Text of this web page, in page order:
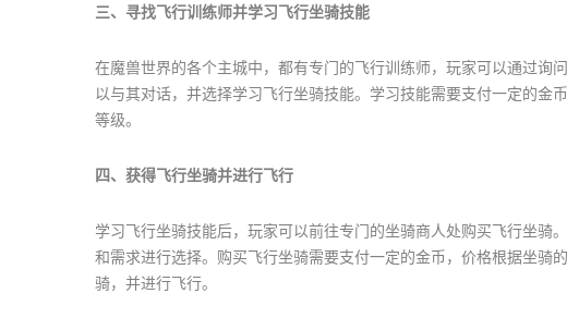
三、寻找飞行训练师并学习飞行坐骑技能
在魔兽世界的各个主城中，都有专门的飞行训练师，玩家可以通过询
以与其对话，并选择学习飞行坐骑技能。学习技能需要支付一定的
等级。
四、获得飞行坐骑并进行飞行
学习飞行坐骑技能后，玩家可以前往专门的坐骑商人处购买飞行坐
和需求进行选择。购买飞行坐骑需要支付一定的金币，价格根据坐骑
骑，并进行飞行。